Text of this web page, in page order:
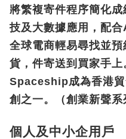
將繁複寄件程序簡化
技及大數據應用，配
全球電商輕易尋找並
貨，件寄送到買家手上
Spaceship成為香港貿
創之一。（創業新聲系
個人及中小企用戶